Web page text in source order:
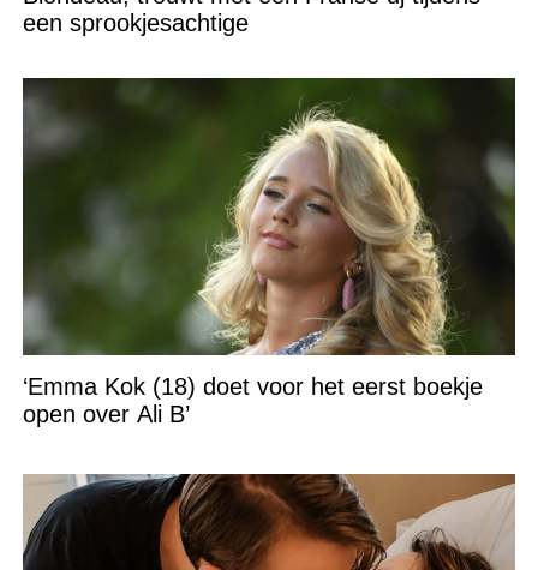
een sprookjesachtige
‘Emma Kok (18) doet voor het eerst boekje
open over Ali B’